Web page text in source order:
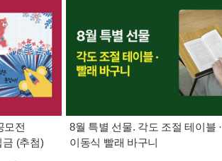
모전
금 (추첨)
8월 특별 선물. 각도 조절 테이블 ·
이동식 빨래 바구니